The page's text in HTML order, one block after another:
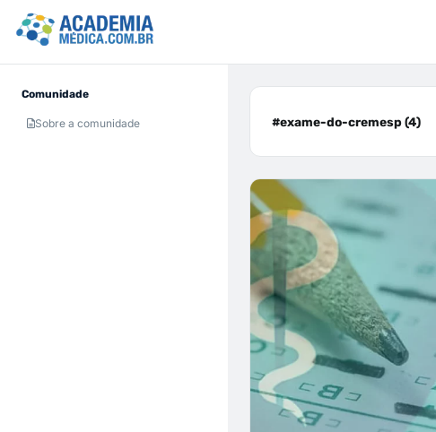
Comunidade
Sobre a comunidade #exame-do-cremesp (4)